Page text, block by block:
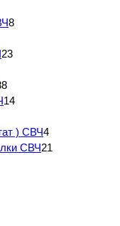
8
23
14
) СВЧ4
СВЧ21